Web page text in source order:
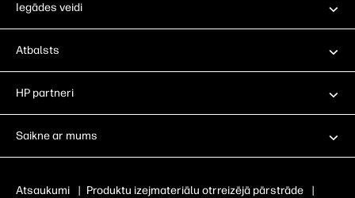
Iegādes veidi
Atbalsts
HP partneri
Saikne ar mums
Atsaukumi | Produktu izejmateriālu otrreizējā pārstrāde |